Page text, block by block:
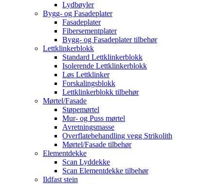
Lydbøyler
Bygg- og Fasadeplater
Fasadeplater
Fibersementplater
Bygg- og Fasadeplater tilbehør
Lettklinkerblokk
Standard Lettklinkerblokk
Isolerende Lettklinkerblokk
Løs Lettklinker
Forskalingsblokk
Lettklinkerblokk tilbehør
Mørtel/Fasade
Støpemørtel
Mur- og Puss mørtel
Avretningsmasse
Overflatebehandling vegg Strikolith
Mørtel/Fasade tilbehør
Elementdekke
Scan Lyddekke
Scan Elementdekke tilbehør
Ildfast stein